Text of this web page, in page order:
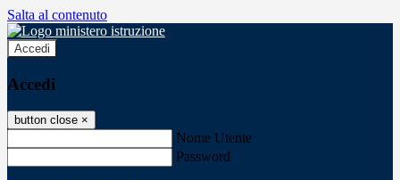
Salta al contenuto
Accedi
Accedi
button close ×
Nome Utente
Password